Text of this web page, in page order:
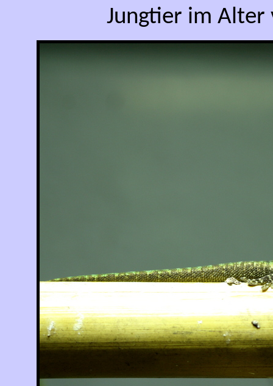
Jungtier im Alter